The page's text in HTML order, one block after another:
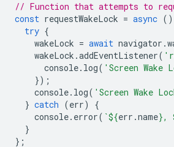
// Function that attempts to
const requestWakeLock = async ()
try {
wakeLock = await navigator .
wakeLock .addEventListener(
console. log( 'Screen Wake
});
console. log( 'Screen Wake
} catch (err)
{
console. error( `${err .name},
}
};